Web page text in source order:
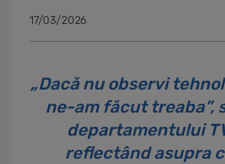
17/03/2026
„Dacă nu observi
ne-am făcut treaba”,
departamentului
reflectând asupra